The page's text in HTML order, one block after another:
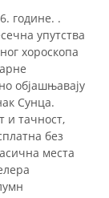
године. .
упутства
хороскопа
објашњавају
Сунца.
и тачност,
без
места